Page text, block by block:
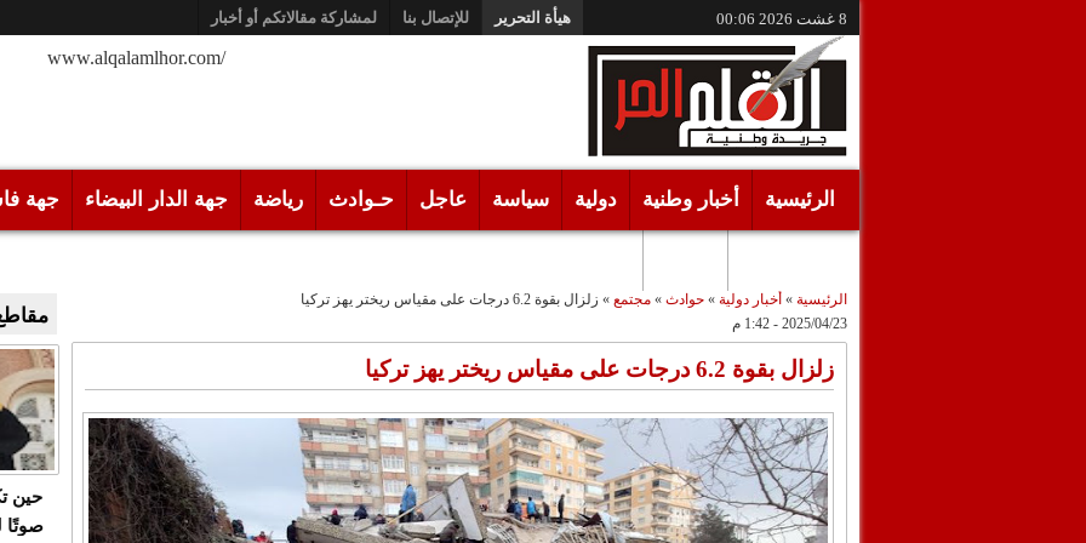
8 غشت 2026 00:06 هيأة التحرير للإتصال بنا لمشاركة مقالاتكم أو أخبار
/www.alqalamlhor.com
الرئيسية أخبار وطنية دولية سياسة عاجل حـوادث رياضة جهة الدار البيضاء جهة
الرئيسية » أخبار دولية» حوادث» مجتمع» زلزال بقوة 6.2 درجات على مقياس ريختر يهز تركيا
2025/04/23 - 1:42 م
زلزال بقوة 6.2 درجات على مقياس ريختر يهز تركيا
حين
صوتًا